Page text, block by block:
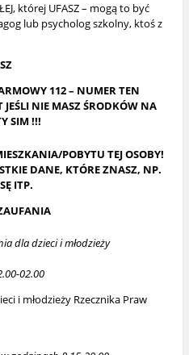
której UFASZ – mogą to być
lub psycholog szkolny, ktoś z
112 – NUMER TEN
NIE MASZ ŚRODKÓW NA
SIM !!!
POBYTU TEJ OSOBY!
DANE, KTÓRE ZNASZ, NP.
ITP.
dla dzieci i młodzieży
02.00
i młodzieży Rzecznika Praw